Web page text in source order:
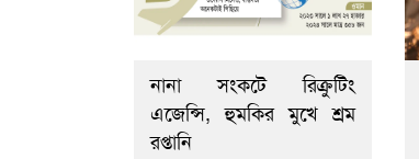
নানা সংকটে রিক্রুটিং
এজেন্সি, হুমকির মুখে শ্রম
রপ্তানি